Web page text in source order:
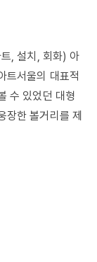
, 설치, 회화) 아
트서울의 대표적
수 있었던 대형
장한 볼거리를 제